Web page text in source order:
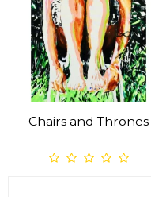
Chairs and Thrones